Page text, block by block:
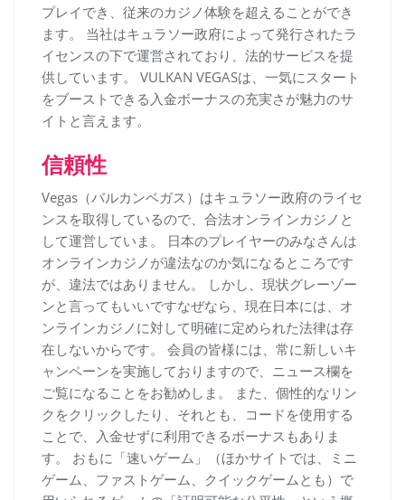
プレイでき、従来のカジノ体験を超えることができ
ます。 当社はキュラソー政府によって発行されたラ
イセンスの下で運営されており、法的サービスを提
供しています。 VULKAN VEGASは、一気にスタート
をブーストできる入金ボーナスの充実さが魅力のサ
イトと言えます。
信頼性
Vegas（バルカンベガス）はキュラソー政府のライセ
ンスを取得しているので、合法オンラインカジノと
して運営していま。 日本のプレイヤーのみなさんは
オンラインカジノが違法なのか気になるところです
が、違法ではありません。 しかし、現状グレーゾー
ンと言ってもいいですなぜなら、現在日本には、オ
ンラインカジノに対して明確に定められた法律は存
在しないからです。 会員の皆様には、常に新しいキ
ャンペーンを実施しておりますので、ニュース欄を
ご覧になることをお勧めしま。 また、個性的なリン
クをクリックしたり、それとも、コードを使用する
ことで、入金せずに利用できるボーナスもありま
す。 おもに「速いゲーム」（ほかサイトでは、ミニ
ゲーム、ファストゲーム、クイックゲームとも）で